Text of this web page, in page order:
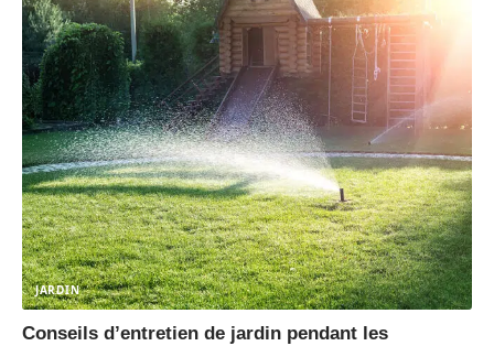
JARDIN
Conseils d’entretien de jardin pendant les